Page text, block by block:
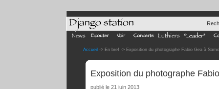
Accueil -> En bref -> Exposition du photographe Fabio Gea à
Exposition du photographe
publié le 21 juin 2013